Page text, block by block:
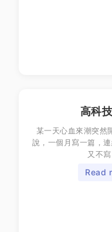
高科
某一天心血來潮突然
說，一個月寫一篇，
又不寫
Read